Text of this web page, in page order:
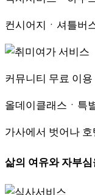
컨시어지ㆍ셔틀버
커뮤니티 무료 이용
올데이클래스ㆍ특
가사에서 벗어나
삶의 여유와 자부